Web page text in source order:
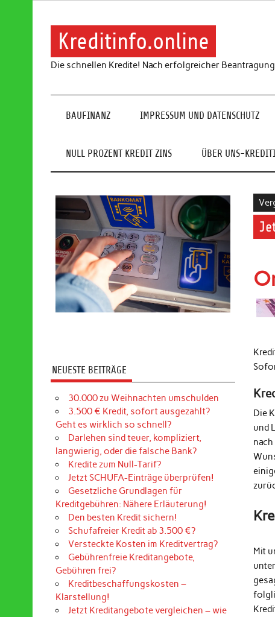
Kreditinfo.online
Die schnellen Kredite! Nach erfolgreicher
BAUFINANZ IMPRESSUM UND DATENSCHUTZ
NULL PROZENT KREDIT ZINS ÜBER UNS-
Die
und
Mit
NEUESTE BEITRÄGE
30.000 zu Weihnachten umschulden
3.500 € Kredit, sofort ausgezahlt?
Geht es wirklich so schnell?
Darlehen sind teuer, kompliziert,
langwierig, oder die falsche Bank?
Kredite zum Null-Tarif?
Jetzt SCHUFA-Einträge überprüfen!
Gesetzliche Grundlagen für
Kreditgebühren: Nähere Erläuterung!
Den besten Kredit sichern!
Schufafreier Kredit ab 3.500 €?
Versteckte Kosten im Kreditvertrag?
Gebührenfreie Kreditangebote,
Gebühren frei?
Kreditbeschaffungskosten –
Klarstellung!
Jetzt Kreditangebote vergleichen – wie